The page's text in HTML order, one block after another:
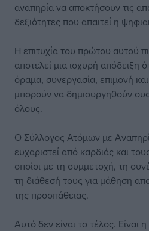
αναπηρία να αποκτήσουν τις
δεξιότητες που απαιτεί η
Η επιτυχία του πρώτου αυτού
αποτελεί μια ισχυρή απόδειξη
όραμα, συνεργασία, επιμονή
μπορούν να δημιουργηθούν
όλους.
Ο Σύλλογος Ατόμων με
ευχαριστεί από καρδιάς και
οποίοι με τη συμμετοχή, τη
τη διάθεσή τους για μάθηση
της προσπάθειας.
Αυτό δεν είναι το τέλος. Είναι